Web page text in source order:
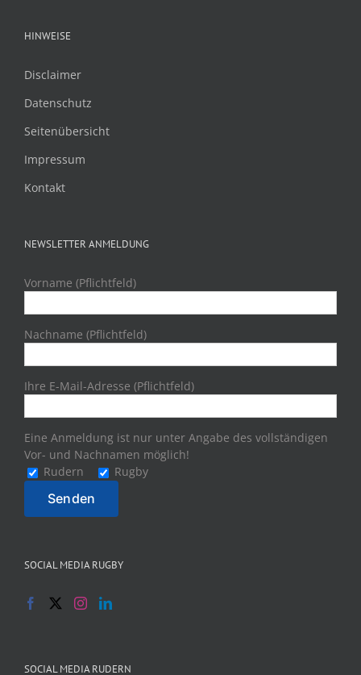
HINWEISE
Disclaimer
Datenschutz
Seitenübersicht
Impressum
Kontakt
NEWSLETTER ANMELDUNG
Vorname (Pflichtfeld)
Nachname (Pflichtfeld)
Ihre E-Mail-Adresse (Pflichtfeld)
Eine Anmeldung ist nur unter Angabe des vollständigen
Vor- und Nachnamen möglich!
Rudern
Rugby
SOCIAL MEDIA RUGBY
SOCIAL MEDIA RUDERN